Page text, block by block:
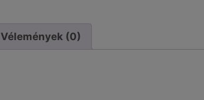
Vélemények (0)